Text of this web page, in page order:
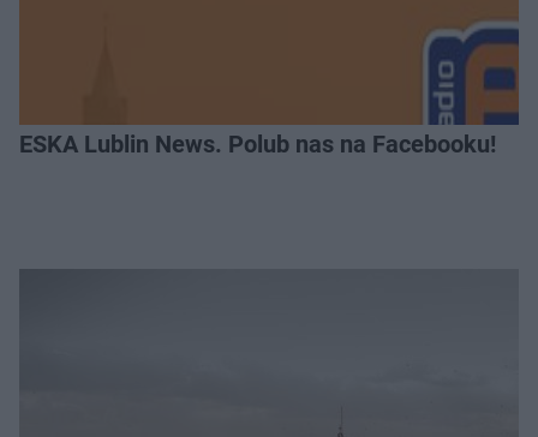
ESKA Lublin News. Polub nas na Facebooku!